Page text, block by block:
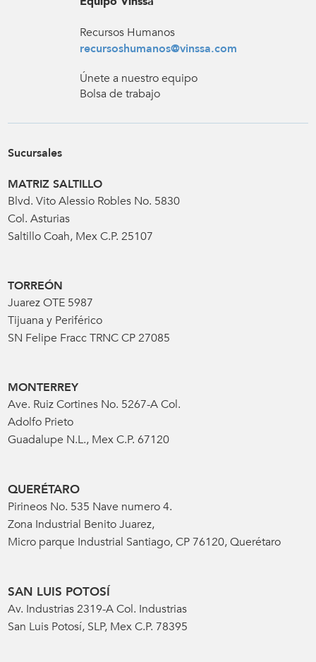
Recursos Humanos
recursoshumanos@vinssa.com
Únete a nuestro equipo
Bolsa de trabajo
Sucursales
MATRIZ SALTILLO
Blvd. Vito Alessio Robles No. 5830
Col. Asturias
Saltillo Coah, Mex C.P. 25107
TORREÓN
Juarez OTE 5987
Tijuana y Periférico
SN Felipe Fracc TRNC CP 27085
MONTERREY
Ave. Ruiz Cortines No. 5267-A Col.
Adolfo Prieto
Guadalupe N.L., Mex C.P. 67120
QUERÉTARO
Pirineos No. 535 Nave numero 4.
Zona Industrial Benito Juarez,
Micro parque Industrial Santiago, CP 76120, Querétaro
SAN LUIS POTOSÍ
Av. Industrias 2319-A Col. Industrias
San Luis Potosí, SLP, Mex C.P. 78395